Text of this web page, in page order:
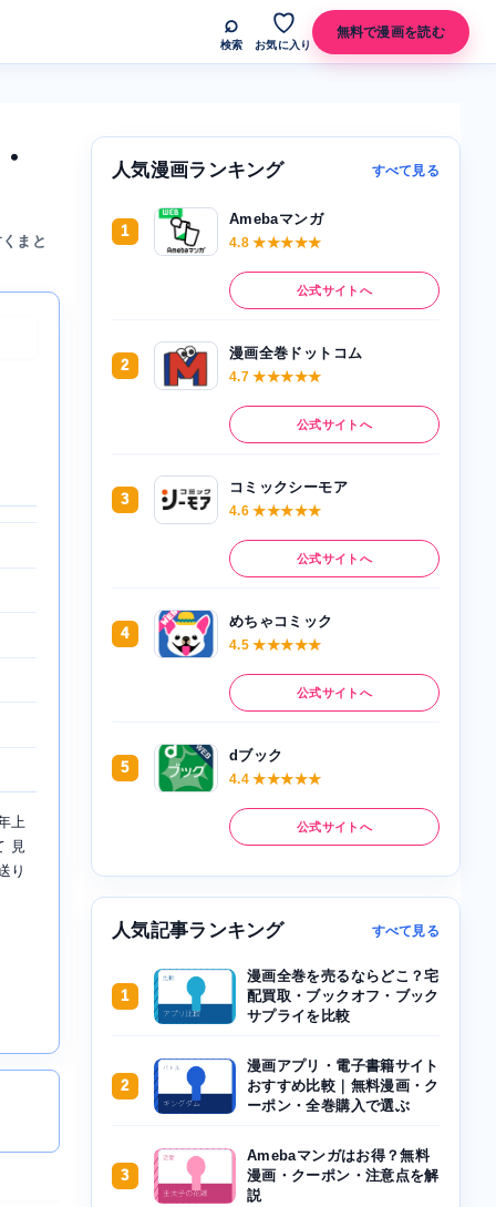
⌕
検索
♡
お気に入り
無料で漫画を読む
まと
上
見
り
人気漫画ランキング すべて見る
1
Amebaマンガ
4.8 ★★★★★
公式サイトへ
2
漫画全巻ドットコム
4.7 ★★★★★
公式サイトへ
3
コミックシーモア
4.6 ★★★★★
公式サイトへ
4
めちゃコミック
4.5 ★★★★★
公式サイトへ
5
dブック
4.4 ★★★★★
公式サイトへ
人気記事ランキング すべて見る
1
漫画全巻を売るならどこ？宅
配買取・ブックオフ・ブック
サプライを比較
2
漫画アプリ・電子書籍サイト
おすすめ比較｜無料漫画・ク
ーポン・全巻購入で選ぶ
3
Amebaマンガはお得？無料
漫画・クーポン・注意点を解
説